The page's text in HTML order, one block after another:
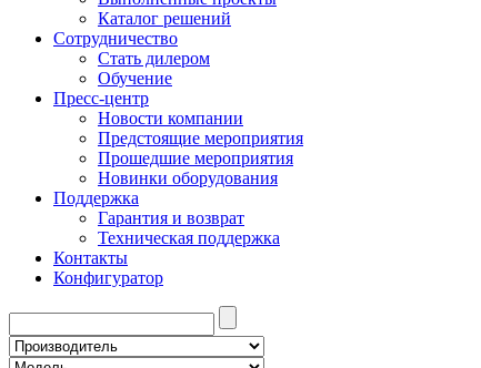
Каталог решений
Сотрудничество
Стать дилером
Обучение
Пресс-центр
Новости компании
Предстоящие мероприятия
Прошедшие мероприятия
Новинки оборудования
Поддержка
Гарантия и возврат
Техническая поддержка
Контакты
Конфигуратор